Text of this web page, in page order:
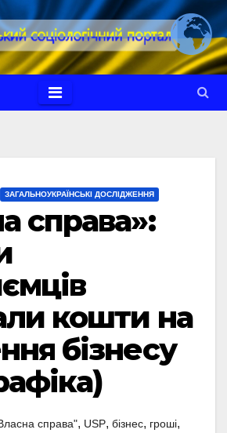
ЗАГАЛЬНОУКРАЇНСЬКІ ДОСЛІДЖЕННЯ
справа»:
кошти на
бізнесу
справа", USP, бізнес, гроші,